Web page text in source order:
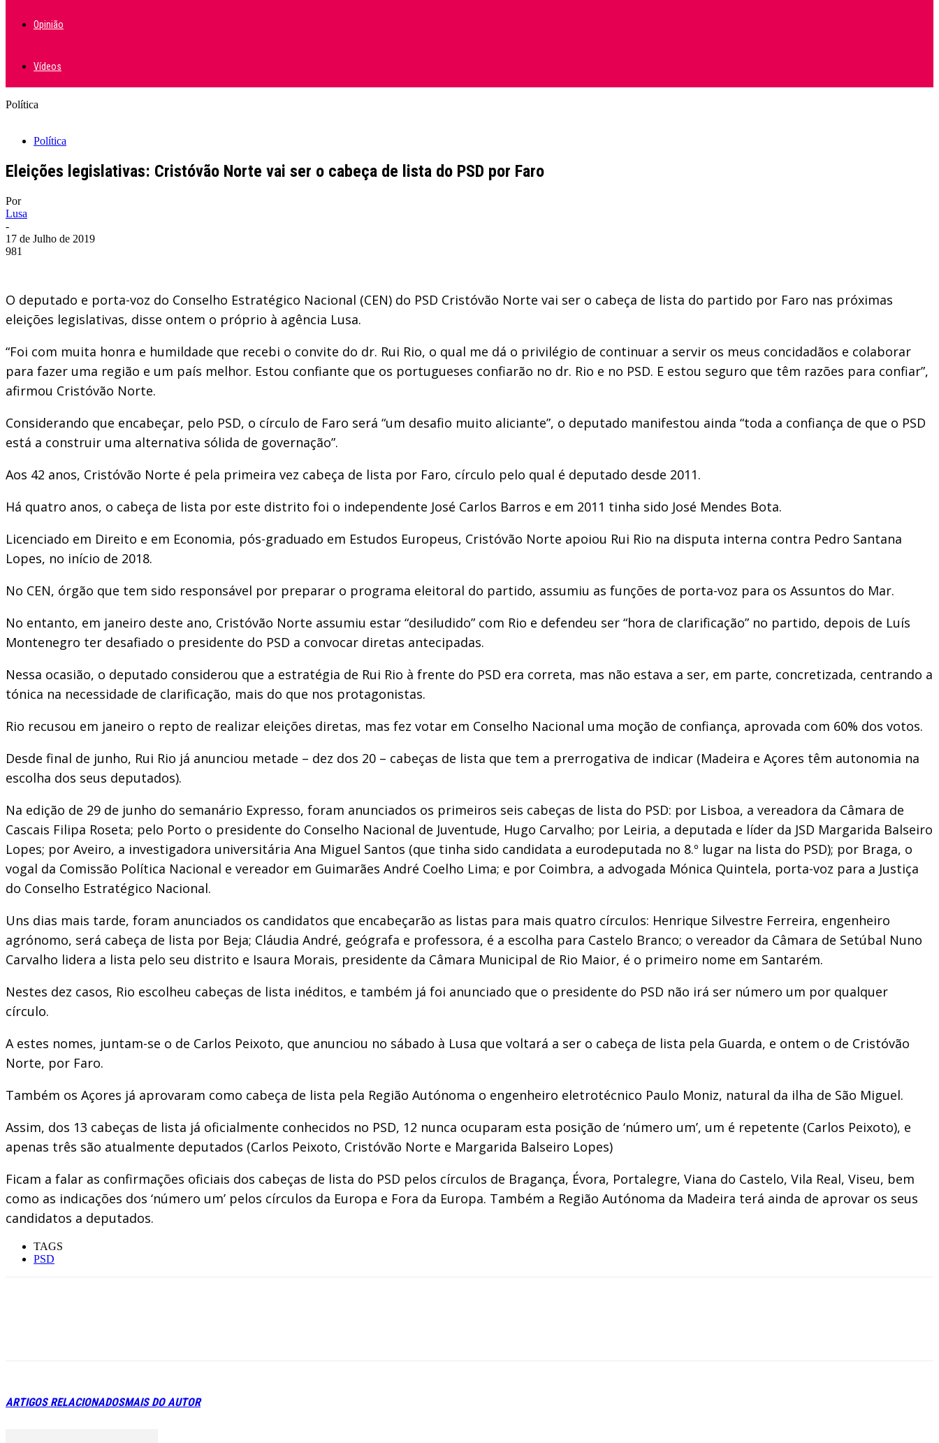
Opinião
Vídeos
Política
Política
Eleições legislativas: Cristóvão Norte vai ser o cabeça de lista do PSD por Faro
Por
Lusa
-
17 de Julho de 2019
981
O deputado e porta-voz do Conselho Estratégico Nacional (CEN) do PSD Cristóvão Norte vai ser o cabeça de lista do partido por Faro nas próximas
eleições legislativas, disse ontem o próprio à agência Lusa.
“Foi com muita honra e humildade que recebi o convite do dr. Rui Rio, o qual me dá o privilégio de continuar a servir os meus concidadãos e colaborar
para fazer uma região e um país melhor. Estou confiante que os portugueses confiarão no dr. Rio e no PSD. E estou seguro que têm razões para confiar”,
afirmou Cristóvão Norte.
Considerando que encabeçar, pelo PSD, o círculo de Faro será “um desafio muito aliciante”, o deputado manifestou ainda “toda a confiança de que o PSD
está a construir uma alternativa sólida de governação”.
Aos 42 anos, Cristóvão Norte é pela primeira vez cabeça de lista por Faro, círculo pelo qual é deputado desde 2011.
Há quatro anos, o cabeça de lista por este distrito foi o independente José Carlos Barros e em 2011 tinha sido José Mendes Bota.
Licenciado em Direito e em Economia, pós-graduado em Estudos Europeus, Cristóvão Norte apoiou Rui Rio na disputa interna contra Pedro Santana
Lopes, no início de 2018.
No CEN, órgão que tem sido responsável por preparar o programa eleitoral do partido, assumiu as funções de porta-voz para os Assuntos do Mar.
No entanto, em janeiro deste ano, Cristóvão Norte assumiu estar “desiludido” com Rio e defendeu ser “hora de clarificação” no partido, depois de Luís
Montenegro ter desafiado o presidente do PSD a convocar diretas antecipadas.
Nessa ocasião, o deputado considerou que a estratégia de Rui Rio à frente do PSD era correta, mas não estava a ser, em parte, concretizada, centrando a
tónica na necessidade de clarificação, mais do que nos protagonistas.
Rio recusou em janeiro o repto de realizar eleições diretas, mas fez votar em Conselho Nacional uma moção de confiança, aprovada com 60% dos votos.
Desde final de junho, Rui Rio já anunciou metade – dez dos 20 – cabeças de lista que tem a prerrogativa de indicar (Madeira e Açores têm autonomia na
escolha dos seus deputados).
Na edição de 29 de junho do semanário Expresso, foram anunciados os primeiros seis cabeças de lista do PSD: por Lisboa, a vereadora da Câmara de
Cascais Filipa Roseta; pelo Porto o presidente do Conselho Nacional de Juventude, Hugo Carvalho; por Leiria, a deputada e líder da JSD Margarida Balseiro
Lopes; por Aveiro, a investigadora universitária Ana Miguel Santos (que tinha sido candidata a eurodeputada no 8.º lugar na lista do PSD); por Braga, o
vogal da Comissão Política Nacional e vereador em Guimarães André Coelho Lima; e por Coimbra, a advogada Mónica Quintela, porta-voz para a Justiça
do Conselho Estratégico Nacional.
Uns dias mais tarde, foram anunciados os candidatos que encabeçarão as listas para mais quatro círculos: Henrique Silvestre Ferreira, engenheiro
agrónomo, será cabeça de lista por Beja; Cláudia André, geógrafa e professora, é a escolha para Castelo Branco; o vereador da Câmara de Setúbal Nuno
Carvalho lidera a lista pelo seu distrito e Isaura Morais, presidente da Câmara Municipal de Rio Maior, é o primeiro nome em Santarém.
Nestes dez casos, Rio escolheu cabeças de lista inéditos, e também já foi anunciado que o presidente do PSD não irá ser número um por qualquer
círculo.
A estes nomes, juntam-se o de Carlos Peixoto, que anunciou no sábado à Lusa que voltará a ser o cabeça de lista pela Guarda, e ontem o de Cristóvão
Norte, por Faro.
Também os Açores já aprovaram como cabeça de lista pela Região Autónoma o engenheiro eletrotécnico Paulo Moniz, natural da ilha de São Miguel.
Assim, dos 13 cabeças de lista já oficialmente conhecidos no PSD, 12 nunca ocuparam esta posição de ‘número um’, um é repetente (Carlos Peixoto), e
apenas três são atualmente deputados (Carlos Peixoto, Cristóvão Norte e Margarida Balseiro Lopes)
Ficam a falar as confirmações oficiais dos cabeças de lista do PSD pelos círculos de Bragança, Évora, Portalegre, Viana do Castelo, Vila Real, Viseu, bem
como as indicações dos ‘número um’ pelos círculos da Europa e Fora da Europa. Também a Região Autónoma da Madeira terá ainda de aprovar os seus
candidatos a deputados.
TAGS
PSD
ARTIGOS RELACIONADOSMAIS DO AUTOR